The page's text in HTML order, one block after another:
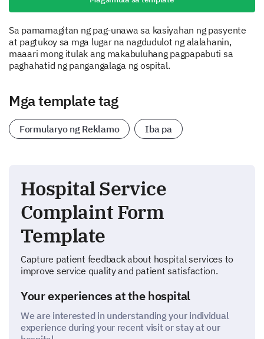
Sa pamamagitan ng pag-unawa sa kasiyahan ng pasyente
at pagtukoy sa mga lugar na nagdudulot ng alalahanin,
maaari mong itulak ang makabuluhang pagpapabuti sa
paghahatid ng pangangalaga ng ospital.
Mga template tag
Formularyo ng Reklamo Iba pa
Hospital Service
Complaint Form
Template
Capture patient feedback about hospital services to
improve service quality and patient satisfaction.
Your experiences at the hospital
We are interested in understanding your individual
experience during your recent visit or stay at our